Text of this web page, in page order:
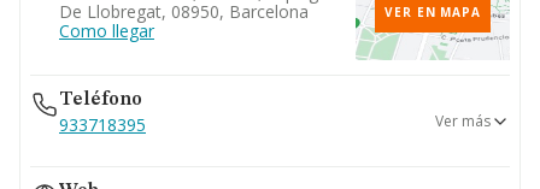
De Llobregat, 08950, Barcelona
Como llegar
VER EN MAPA
Teléfono
933718395
934738669
Ver más